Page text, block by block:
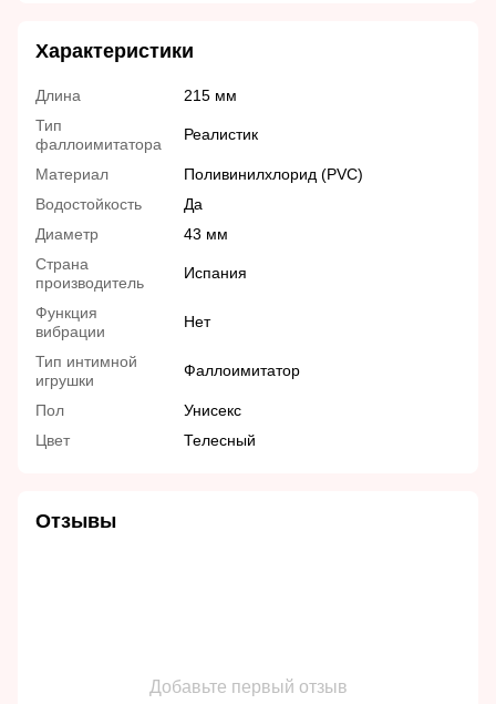
Характеристики
Длина
215 мм
Тип
фаллоимитатора
Реалистик
Материал
Поливинилхлорид (PVC)
Водостойкость
Да
Диаметр
43 мм
Страна
производитель
Испания
Функция
вибрации
Нет
Тип интимной
игрушки
Фаллоимитатор
Пол
Унисекс
Цвет
Телесный
Отзывы
Добавьте первый отзыв